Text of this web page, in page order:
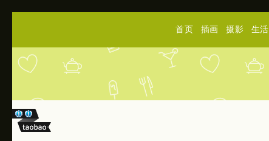
首页 插画 摄影 生活